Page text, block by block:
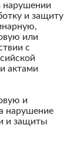
нарушении
и защиту
или
с
актами
и
нарушение
и защиты